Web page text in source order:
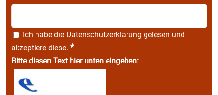
Ich habe die Datenschutzerklärung gelesen und
akzeptiere diese. *
Bitte diesen Text hier unten eingeben: